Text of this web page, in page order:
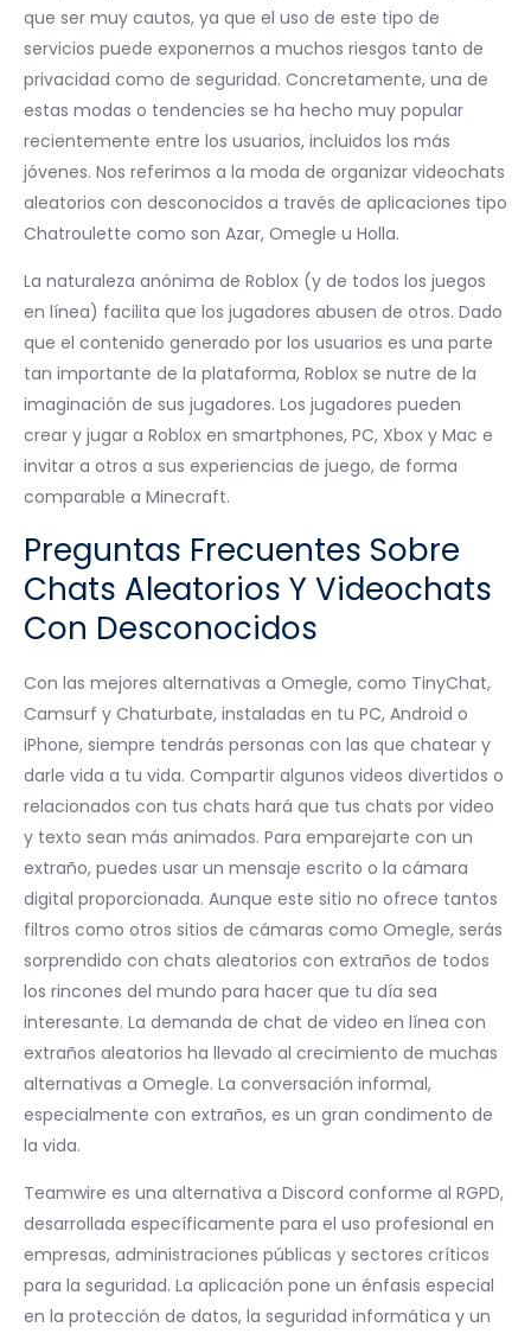
que ser muy cautos, ya que el uso de este tipo de
servicios puede exponernos a muchos riesgos tanto de
privacidad como de seguridad. Concretamente, una de
estas modas o tendencies se ha hecho muy popular
recientemente entre los usuarios, incluidos los más
jóvenes. Nos referimos a la moda de organizar videochats
aleatorios con desconocidos a través de aplicaciones tipo
Chatroulette como son Azar, Omegle u Holla.
La naturaleza anónima de Roblox (y de todos los juegos
en línea) facilita que los jugadores abusen de otros. Dado
que el contenido generado por los usuarios es una parte
tan importante de la plataforma, Roblox se nutre de la
imaginación de sus jugadores. Los jugadores pueden
crear y jugar a Roblox en smartphones, PC, Xbox y Mac e
invitar a otros a sus experiencias de juego, de forma
comparable a Minecraft.
Preguntas Frecuentes Sobre
Chats Aleatorios Y Videochats
Con Desconocidos
Con las mejores alternativas a Omegle, como TinyChat,
Camsurf y Chaturbate, instaladas en tu PC, Android o
iPhone, siempre tendrás personas con las que chatear y
darle vida a tu vida. Compartir algunos videos divertidos o
relacionados con tus chats hará que tus chats por video
y texto sean más animados. Para emparejarte con un
extraño, puedes usar un mensaje escrito o la cámara
digital proporcionada. Aunque este sitio no ofrece tantos
filtros como otros sitios de cámaras como Omegle, serás
sorprendido con chats aleatorios con extraños de todos
los rincones del mundo para hacer que tu día sea
interesante. La demanda de chat de video en línea con
extraños aleatorios ha llevado al crecimiento de muchas
alternativas a Omegle. La conversación informal,
especialmente con extraños, es un gran condimento de
la vida.
Teamwire es una alternativa a Discord conforme al RGPD,
desarrollada específicamente para el uso profesional en
empresas, administraciones públicas y sectores críticos
para la seguridad. La aplicación pone un énfasis especial
en la protección de datos, la seguridad informática y un